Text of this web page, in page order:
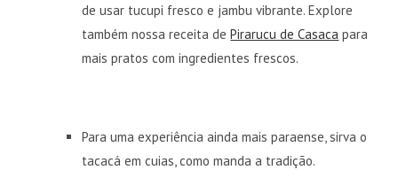
de usar tucupi fresco e jambu vibrante. Explore
também nossa receita dePirarucu de Casaca para
mais pratos com ingredientes frescos.
Para uma experiência ainda mais paraense, sirva o
tacacá em cuias, como manda a tradição.